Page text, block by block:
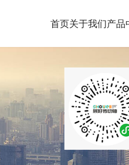
首页关于我们产品